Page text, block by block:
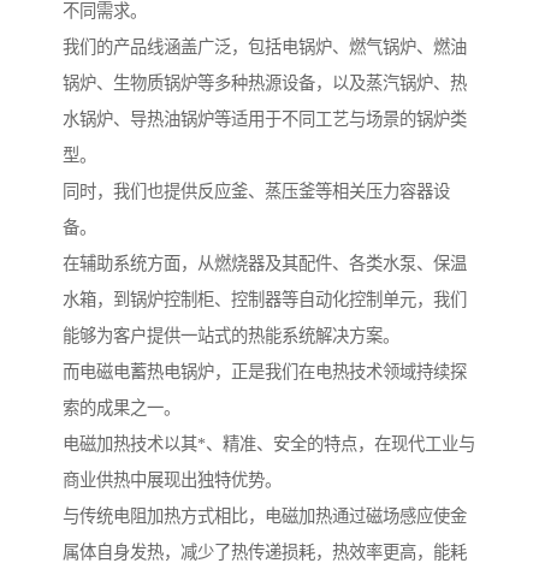
不同需求。
我们的产品线涵盖广泛，包括电锅炉、燃气锅炉、燃油
锅炉、生物质锅炉等多种热源设备，以及蒸汽锅炉、热
水锅炉、导热油锅炉等适用于不同工艺与场景的锅炉类
型。
同时，我们也提供反应釜、蒸压釜等相关压力容器设
备。
在辅助系统方面，从燃烧器及其配件、各类水泵、保温
水箱，到锅炉控制柜、控制器等自动化控制单元，我们
能够为客户提供一站式的热能系统解决方案。
而电磁电蓄热电锅炉，正是我们在电热技术领域持续探
索的成果之一。
电磁加热技术以其*、精准、安全的特点，在现代工业与
商业供热中展现出独特优势。
与传统电阻加热方式相比，电磁加热通过磁场感应使金
属体自身发热，减少了热传递损耗，热效率更高，能耗